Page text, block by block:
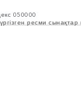
050000
ресми сынақтар
етеді. Автокөлік
жеткізіңіз.
қолжетімділігіне